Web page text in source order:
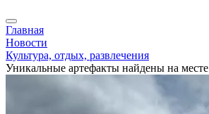
Главная
Новости
Культура, отдых, развлечения
Уникальные артефакты найдены на месте